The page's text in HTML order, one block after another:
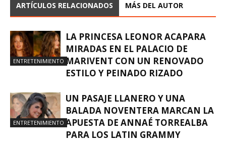
ARTÍCULOS RELACIONADOS MÁS DEL AUTOR
ENTRETENIMIENTO
LA PRINCESA LEONOR ACAPARA
MIRADAS EN EL PALACIO DE
MARIVENT CON UN RENOVADO
ESTILO Y PEINADO RIZADO
ENTRETENIMIENTO
UN PASAJE LLANERO Y UNA
BALADA NOVENTERA MARCAN LA
APUESTA DE ANNAÉ TORREALBA
PARA LOS LATIN GRAMMY